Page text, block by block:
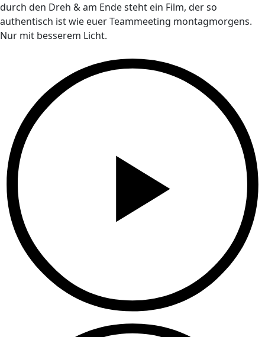
durch den Dreh & am Ende steht ein Film, der so
authentisch ist wie euer Teammeeting montagmorgens.
Nur mit besserem Licht.